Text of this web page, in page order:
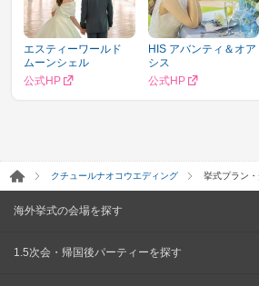
エスティーワールド
ムーンシェル
公式HP
HIS アバンティ＆オア
シス
公式HP
クチュールナオコウエディング 挙式プラン・
海外挙式の会場を探す
1.5次会・帰国後パーティーを探す